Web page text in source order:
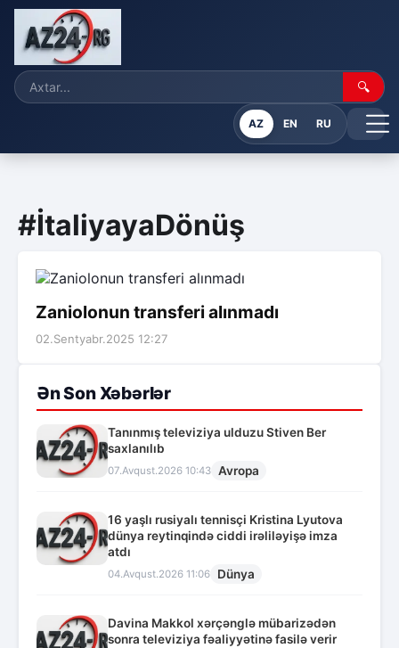
🔍
AZ EN RU
#İtaliyayaDönüş
Zaniolonun transferi alınmadı
02.Sentyabr.2025 12:27
Ən Son Xəbərlər
Tanınmış televiziya ulduzu Stiven Ber
saxlanılıb
07.Avqust.2026 10:43 Avropa
16 yaşlı rusiyalı tennisçi Kristina Lyutova
dünya reytinqində ciddi irəliləyişə imza
atdı
04.Avqust.2026 11:06 Dünya
Davina Makkol xərçənglə mübarizədən
sonra televiziya fəaliyyətinə fasilə verir